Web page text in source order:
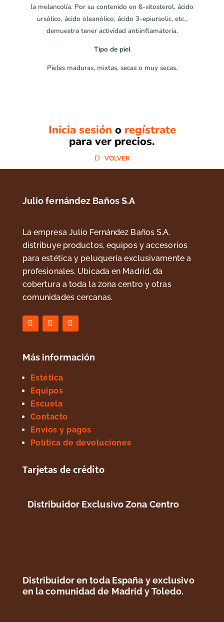
la melancolía. Por su contenido en ß-sitosterol, ácido
ursólico, ácido oleanólico, ácido 3-epiursolic, etc.,
demuestra tener actividad antiinflamatoria.
Tipo de piel
Pieles maduras, mixtas, secas o muy secas.
Inicia sesión o regístrate
para ver precios.
VOLVER
Julio fernández Baños S.A
La empresa Julio Fernández Baños S.A.
distribuye productos, equipos y accesorios
para estética y peluquería exclusivamente a
profesionales. Ubicada en Madrid, da
cobertura a toda la zona centro y otras
comunidades cercanas.
Más información
Estética
Equipos
Escuela
Contacto
Envios y pagos
Política de devoluciones
Tarjetas de crédito
Distribuidor Exclusivo Zona Centro
Distribuidor en toda España y exclusivo
en la comunidad de Madrid y Toledo.